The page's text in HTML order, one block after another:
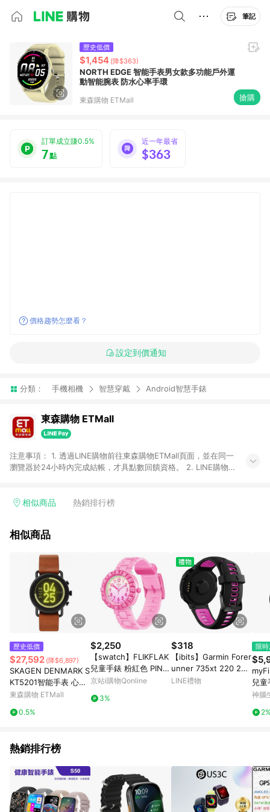
筆記
歷史低價
$1,454 (降$363)
NORTH EDGE 智能手表男女款多功能戶外運
動智能腕表 防水心率手環
東森購物 ETMall 搶購
訂單成立賺0.5%
7點
近一年最省
$363
價格趨勢怎麼看？
設定到價通知
分類： 手機相機 智慧穿戴 Android智慧手錶
東森購物 ETMall
注意事項： 1. 透過LINE購物前往東森購物ETMall頁面，並在同一
瀏覽器於24小時內完成結帳，才具點數回饋資格。 2. LINE購物
單，皆不在點數回饋範圍內。 3. 如購買以下類別商品，將無法獲
球嚴選、商城、專案商品、「草莓網」全館商品。 4. 如取消訂
回饋。 5. 點數回饋會扣除所有折扣優惠後之最終發票金額計算，
實際回饋請依LINE購物通知為主。 6. 訂單如有使用東森購物
ETMall站內之折扣優惠(包含但不限於東森幣、樂透金、東森現金
券等)，不具點數回饋資格。詳細請依東森購物ETMall之結帳頁面
顯示為準。 7. LINE購物設有「單一商品最高回饋點數」機制(特
殊活動時開放「回饋無上限」)，以同一訂單中同一商品不論件數
計算，並依訂單成立時間當下LINE購物所設定的回饋機制為準。
8. LINE購物為購物資訊整合性平台，商品資料更新會有時間差，
如顯示之商品規格、顏色、價位、贈品與東森購物ETMall銷售網
頁不符，以銷售網頁標示為準。 9. 若有贈點爭議，請務必於訂單
日期+180天以內至LINE購物客服洽詢；若超過180天(含)以上進
行申訴，恕無法贈點回饋。 10. 部分點數紅包僅限指定商品使
用，或不適用於無回饋商品。各點數紅包之適用商品與使用條件
請依點數紅包頁面規則為準。
相似商品 熱銷排行榜
相似商品
歷史低價
$27,592 (降$6,897)
SKAGEN DENMARK S
KT5201智能手表 心率
GPS 手機通知 觸摸屏
東森購物 ETMall
0.5%
$2,250
【swatch】FLIKFLAK
兒童手錶 粉紅色 PINK
SPLASH (36.7mm) 瑞
京站i購物Qonline
3%
$318
【ibits】Garmin Forer
unner 735xt 220 230
235 620 630 通用 雙
LINE禮物
限
兒童
神腦
熱銷排行榜